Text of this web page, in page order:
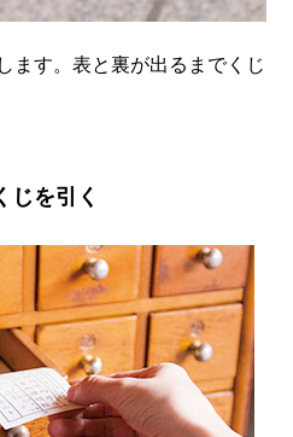
ます。表と裏が出るまでくじ
じを引く